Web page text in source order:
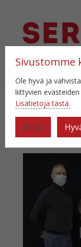
Select Page
Sivustomme
Ole hyvä ja
liittyvien
Lisätietoja tästä.
Kiellä